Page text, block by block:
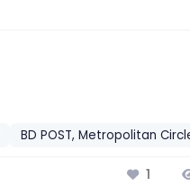
BD POST, Metropolitan
1